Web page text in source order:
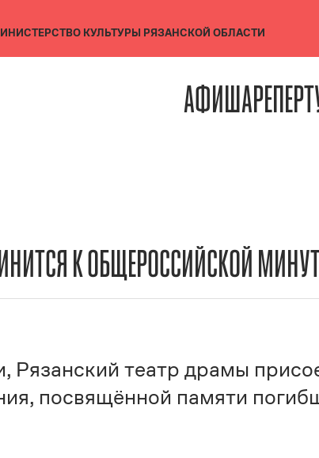
КУЛЬТУРЫ РЯЗАНСКОЙ ОБЛАСТИ
АФИША
К ОБЩЕРОССИЙСКОЙ
Рязанский театр драмы
посвящённой памяти